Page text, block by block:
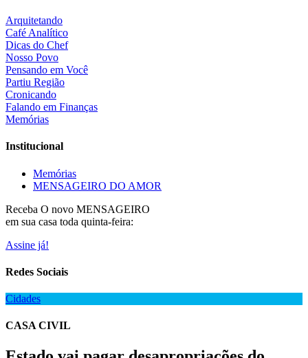
Arquitetando
Café Analítico
Dicas do Chef
Nosso Povo
Pensando em Você
Partiu Região
Cronicando
Falando em Finanças
Memórias
Institucional
Memórias
MENSAGEIRO DO AMOR
Receba O novo MENSAGEIRO
em sua casa toda quinta-feira:
Assine já!
Redes Sociais
Cidades
CASA CIVIL